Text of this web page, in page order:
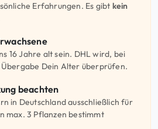
Erfahrungen. Es gibt kein
16 Jahre alt sein. DHL wird, bei
Dein Alter überprüfen.
beachten
in Deutschland ausschließlich für
max. 3 Pflanzen bestimmt